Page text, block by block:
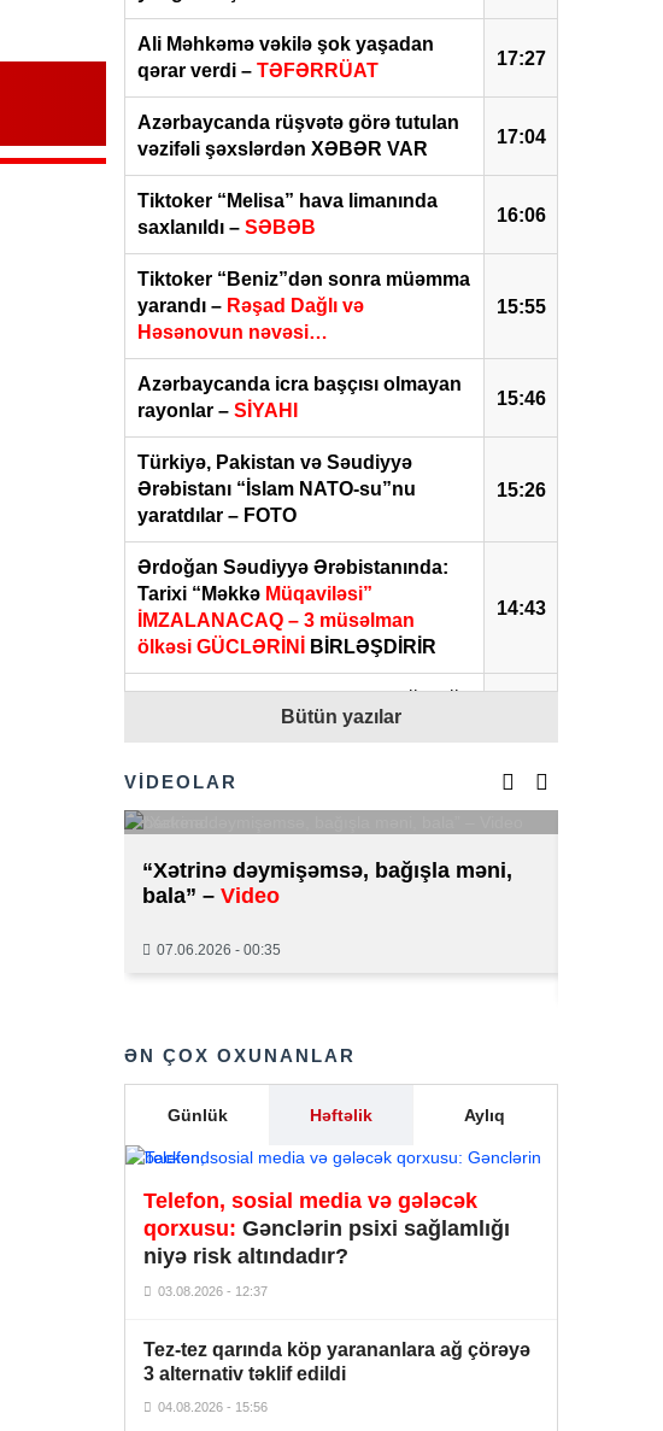
17:27
Ali Məhkəmə vəkilə şok yaşadan
qərar verdi – TƏFƏRRÜAT
17:04
Azərbaycanda rüşvətə görə tutulan
vəzifəli şəxslərdən XƏBƏR VAR
16:06
Tiktoker “Melisa” hava limanında
saxlanıldı – SƏBƏB
15:55
Tiktoker “Beniz”dən sonra müəmma
yarandı – Rəşad Dağlı və
Həsənovun nəvəsi…
15:46
Azərbaycanda icra başçısı olmayan
rayonlar – SİYAHI
15:26
Türkiyə, Pakistan və Səudiyyə
Ərəbistanı “İslam NATO-su”nu
yaratdılar – FOTO
14:43
Ərdoğan Səudiyyə Ərəbistanında:
Tarixi “Məkkə Müqaviləsi”
İMZALANACAQ – 3 müsəlman
ölkəsi GÜCLƏRİNİ
BİRLƏŞDİRİR
Anar Məhərrəmov KİMDİR? –
14:09
dəhlizini sürətləndirə bilər? –
Prezidentdən Abel Məhərrəmovun
13:37
Samir Şərifova yeni vəzifə verildi –
SƏRƏNCAM
Paşinyanın seçki sonrası addımları
gözləntiləri doğrultmadı –Sülh niyə
gecikir?-AÇIQLAMA
SON DƏQİQƏ! Rusiya Avropa
şəhərinə
12:14
idmanla düzgün məşğul olmağın
qaydalarını açıqlayıb
Bütün yazılar
VİDEOLAR
“Xətrinə dəymişəmsə, bağışla məni,
bala” – Video
07.06.2026 - 00:35
ƏN ÇOX OXUNANLAR
Günlük Həftəlik Aylıq
Telefon, sosial media və gələcək
qorxusu: Gənclərin psixi sağlamlığı
niyə risk altındadır?
03.08.2026 - 12:37
Tez-tez qarında köp yarananlara ağ çörəyə
3 alternativ təklif edildi
04.08.2026 - 15:56